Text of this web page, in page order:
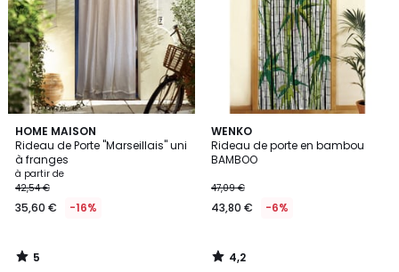
HOME MAISON
Rideau de Porte "Marseillais" uni
à franges
à partir de
42,54 €
35,60 € -16%
5
/
5
5
/
WENKO
Rideau de porte en bambou
BAMBOO
47,09 €
43,80 € -6%
4,2
/ 5
4,2
/